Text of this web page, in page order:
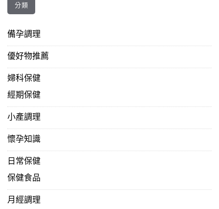
分類
備孕調理
優好物推薦
婦科保健
經期保健
小產調理
懷孕知識
日常保健
保健食品
月經調理